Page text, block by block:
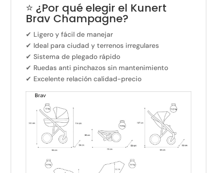
⭐ ¿Por qué elegir el Kunert
Brav Champagne?
✔ Ligero y fácil de manejar
✔ Ideal para ciudad y terrenos irregulares
✔ Sistema de plegado rápido
✔ Ruedas anti pinchazos sin mantenimiento
✔ Excelente relación calidad-precio